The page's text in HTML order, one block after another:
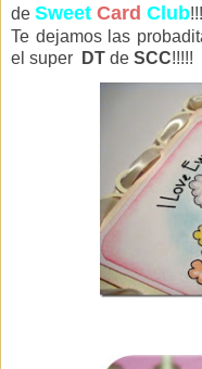
de Sweet Card Club
Te dejamos las
el super
DT de SCC!!!!!